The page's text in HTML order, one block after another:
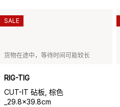
货物在途中，等待时间可能较长
RIG-TIG
CUT-IT 砧板, 棕色
_29.8x39.8cm
SALE